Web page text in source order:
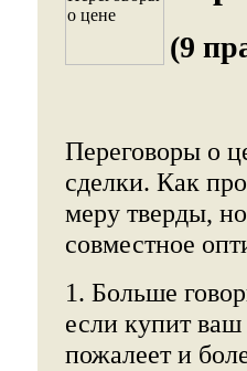
(9
Переговоры о
сделки. Как
меру тверды,
совместное
1. Больше
если купит
пожалеет и